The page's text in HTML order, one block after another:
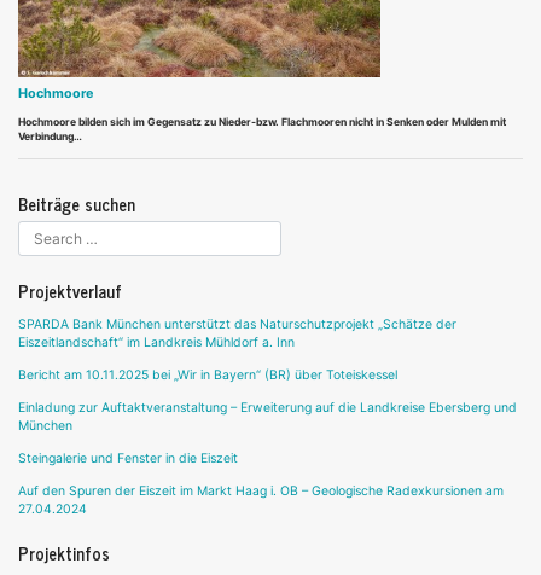
Hochmoore
Hochmoore bilden sich im Gegensatz zu Nieder-bzw. Flachmooren nicht in Senken oder Mulden mit
Verbindung…
Beiträge suchen
Projektverlauf
SPARDA Bank München unterstützt das Naturschutzprojekt „Schätze der
Eiszeitlandschaft“ im Landkreis Mühldorf a. Inn
Bericht am 10.11.2025 bei „Wir in Bayern“ (BR) über Toteiskessel
Einladung zur Auftaktveranstaltung – Erweiterung auf die Landkreise Ebersberg und
München
Steingalerie und Fenster in die Eiszeit
Auf den Spuren der Eiszeit im Markt Haag i. OB – Geologische Radexkursionen am
27.04.2024
Projektinfos